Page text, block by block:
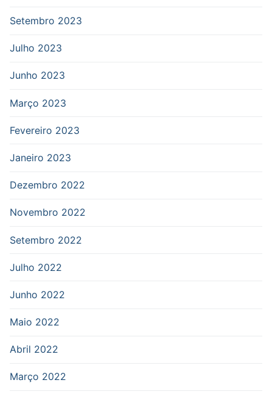
Setembro 2023
Julho 2023
Junho 2023
Março 2023
Fevereiro 2023
Janeiro 2023
Dezembro 2022
Novembro 2022
Setembro 2022
Julho 2022
Junho 2022
Maio 2022
Abril 2022
Março 2022